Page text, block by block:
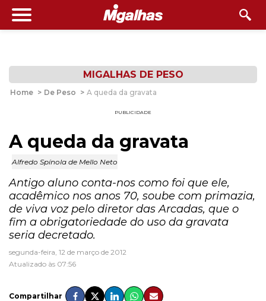
MIGALHAS DE PESO
Home > De Peso > A queda da gravata
PUBLICIDADE
A queda da gravata
Alfredo Spínola de Mello Neto
Antigo aluno conta-nos como foi que ele,
acadêmico nos anos 70, soube com primazia,
de viva voz pelo diretor das Arcadas, que o
fim a obrigatoriedade do uso da gravata
seria decretado.
segunda-feira, 12 de março de 2012
Atualizado às 07:56
Compartilhar